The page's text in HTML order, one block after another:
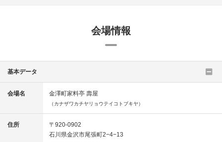
会場情報
基本データ
会場名 金澤町家料亭 壽屋
（カナザワカチヤリョウテイコトブキヤ）
住所
〒920-0902
石川県金沢市尾張町2−4−13